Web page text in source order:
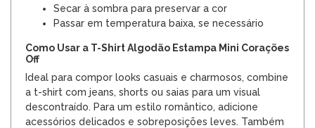
Secar à sombra para preservar a cor
Passar em temperatura baixa, se necessário
Como Usar a T-Shirt Algodão Estampa Mini Corações
Off
Ideal para compor looks casuais e charmosos, combine
a t-shirt com jeans, shorts ou saias para um visual
descontraído. Para um estilo romântico, adicione
acessórios delicados e sobreposições leves. Também